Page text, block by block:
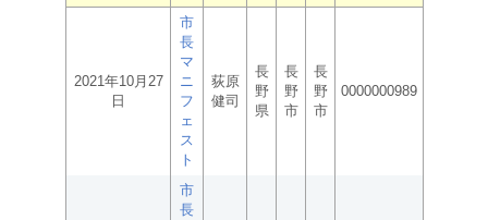
2021年10月27
日
市
長
マ
ニ
フ
ェ
ス
ト
荻原
健司
長
野
県
長
野
市
長
野
市
0000000989
市
長